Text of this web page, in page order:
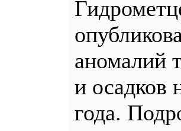
аномалий
и осадков
года.